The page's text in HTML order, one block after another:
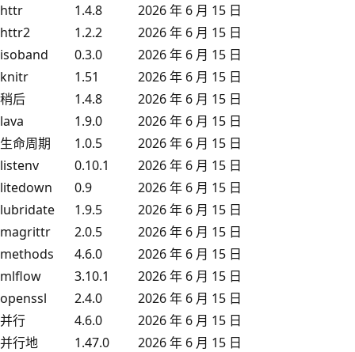
httr
1.4.8
2026 年 6 月 15 日
httr2
1.2.2
2026 年 6 月 15 日
isoband
0.3.0
2026 年 6 月 15 日
knitr
1.51
2026 年 6 月 15 日
稍后
1.4.8
2026 年 6 月 15 日
lava
1.9.0
2026 年 6 月 15 日
生命周期
1.0.5
2026 年 6 月 15 日
listenv
0.10.1
2026 年 6 月 15 日
litedown
0.9
2026 年 6 月 15 日
lubridate
1.9.5
2026 年 6 月 15 日
magrittr
2.0.5
2026 年 6 月 15 日
methods
4.6.0
2026 年 6 月 15 日
mlflow
3.10.1
2026 年 6 月 15 日
openssl
2.4.0
2026 年 6 月 15 日
并行
4.6.0
2026 年 6 月 15 日
并行地
1.47.0
2026 年 6 月 15 日